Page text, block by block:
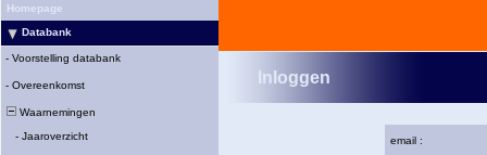
Homepage
Databank
- Voorstelling databank
- Overeenkomst
Waarnemingen
- Jaaroverzicht
Inloggen
email :